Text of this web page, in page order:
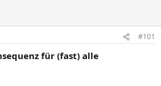
#101
für (fast) alle